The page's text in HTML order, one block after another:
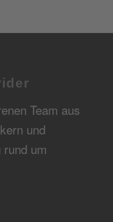
Team aus
und
um